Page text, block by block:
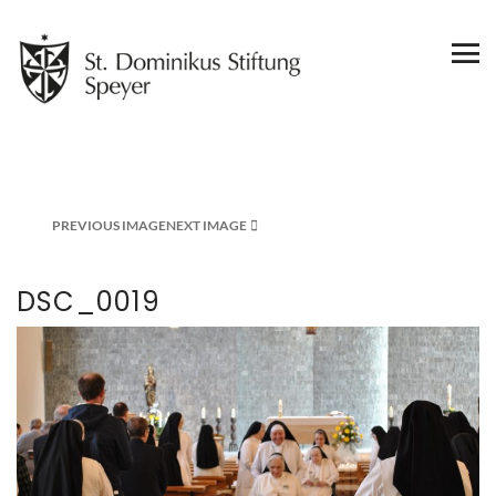
PREVIOUS IMAGENEXT IMAGE
DSC_0019